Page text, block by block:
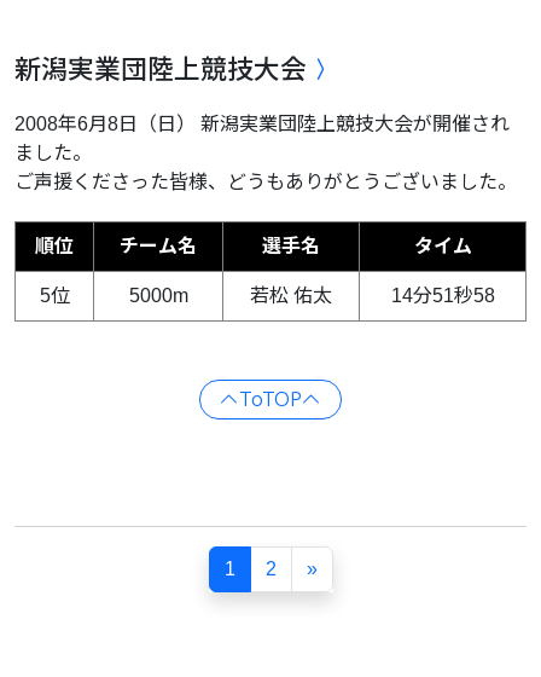
新潟実業団陸上競技大会
2008年6月8日（日） 新潟実業団陸上競技大会が開催され
ました。
ご声援くださった皆様、どうもありがとうございました。
順位 チーム名 選手名 タイム
5位 5000m 若松 佑太 14分51秒58
ToTOP
1 2 »